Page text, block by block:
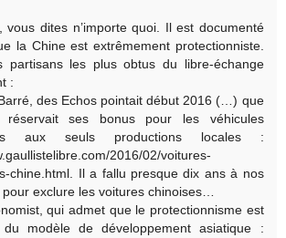
vous dites n’importe quoi. Il est documenté
la Chine est extrêmement protectionniste.
partisans les plus obtus du libre-échange
:
des Echos pointait début 2016 (…) que
réservait ses bonus pour les véhicules
aux seuls productions locales :
2016/02/voitures-
chine.html. Il a fallu presque dix ans à nos
exclure les voitures chinoises…
qui admet que le protectionnisme est
modèle de développement asiatique :